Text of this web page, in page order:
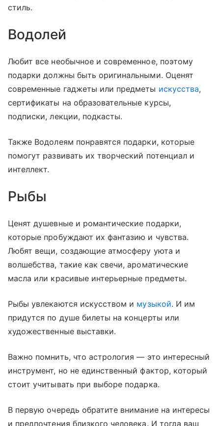
стиль.
Водолей
Любит все необычное и современное, поэтому
подарки должны быть оригинальными. Оценят
современные гаджеты или предметы искусства,
сертификаты на образовательные курсы,
подписки, лекции, подкасты.
Также Водолеям понравятся подарки, которые
помогут развивать их творческий потенциал и
интеллект.
Рыбы
Ценят душевные и романтические подарки,
которые пробуждают их фантазию и чувства.
Любят вещи, создающие атмосферу уюта и
волшебства, такие как свечи, ароматические
масла или красивые интерьерные предметы.
Рыбы увлекаются искусством и музыкой. И им
придутся по душе билеты на концерты или
художественные выставки.
Важно помнить, что астрология — это интересный
инструмент, но не единственный фактор, который
стоит учитывать при выборе подарка.
В первую очередь обратите внимание на интересы
и предпочтения близкого человека. И тогда ваш